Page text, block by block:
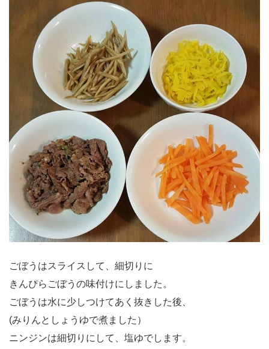
ごぼうはスライスして、細切りに
きんぴらごぼうの味付けにしました。
ごぼうは水に少しつけてあく抜きした後、
(みりんとしょうゆで煮ました）
ニンジンは細切りにして、塩ゆでします。